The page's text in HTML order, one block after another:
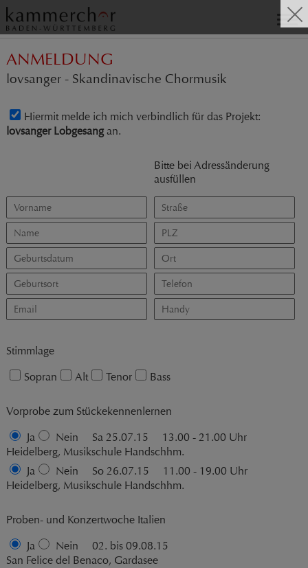
ANMELDUNG
lovsanger - Skandinavische Chormusik
Hiermit melde ich mich verbindlich für das Projekt:
lovsanger Lobgesangan.
Bitte bei Adressänderung
ausfüllen
Stimmlage
Sopran
Alt Tenor Bass
Vorprobe zum Stückekennenlernen
Ja
Nein Sa 25.07.15
13.00 - 21.00 Uhr
Heidelberg, Musikschule Handschhm.
Ja
Nein So 26.07.15
11.00 - 19.00 Uhr
Heidelberg, Musikschule Handschhm.
Proben- und Konzertwoche Italien
Ja
Nein
02. bis 09.08.15
San Felice del Benaco, Gardasee